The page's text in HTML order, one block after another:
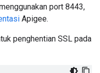
port 8443,
Apigee.
penghentian SSL pada